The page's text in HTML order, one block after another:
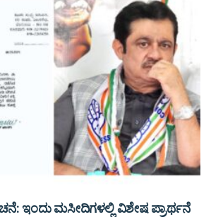
ಇಂದು ಮಸೀದಿಗಳಲ್ಲಿ ವಿಶೇಷ ಪ್ರಾರ್ಥನೆ